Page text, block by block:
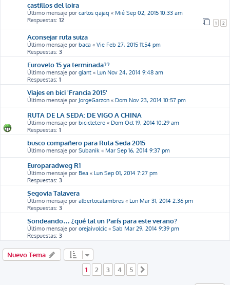
castillos del loira
Último mensaje por carlos qajaq « Mié Sep 02, 2015 10:33 am
Respuestas: 12 1 2
Aconsejar ruta suiza
Último mensaje por baca « Vie Feb 27, 2015 11:54 pm
Respuestas: 3
Eurovelo 15 ya terminada??
Último mensaje por giant « Lun Nov 24, 2014 9:48 am
Respuestas: 1
Viajes en bici 'Francia 2015'
Último mensaje por JorgeGarzon « Dom Nov 23, 2014 10:57 pm
RUTA DE LA SEDA: DE VIGO A CHINA
Último mensaje por bicicletero « Dom Oct 19, 2014 10:29 am
Respuestas: 1
busco compañero para Ruta Seda 2015
Último mensaje por Subanik « Mar Sep 16, 2014 9:37 pm
Europaradweg R1
Último mensaje por Bea « Lun Sep 01, 2014 7:27 pm
Respuestas: 3
Segovia Talavera
Último mensaje por albertocalambres « Lun Mar 31, 2014 2:36 pm
Respuestas: 3
Sondeando… ¿qué tal un París para este verano?
Último mensaje por orejaivolcic « Sab Mar 29, 2014 9:39 pm
Respuestas: 3
Nuevo Tema
1
2 3 4 5